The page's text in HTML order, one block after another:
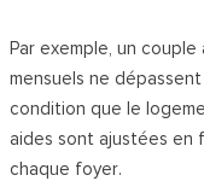
Par exemple, un
mensuels ne
condition que le
aides sont ajustées en
chaque foyer.